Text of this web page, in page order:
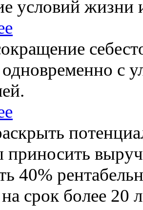
условий жизни
с
приносить
40%
срок более 20